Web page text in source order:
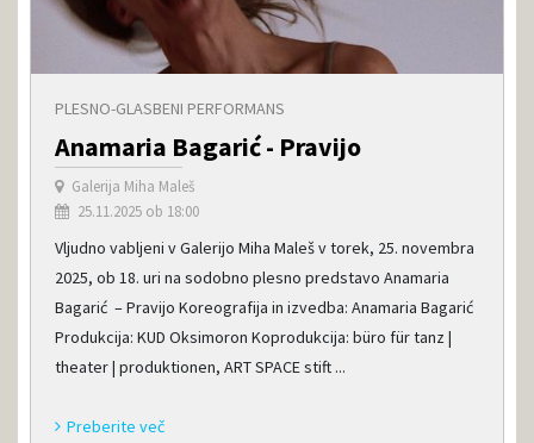
PLESNO-GLASBENI PERFORMANS
Anamaria Bagarić - Pravijo
Galerija Miha Maleš
25.11.2025 ob 18:00
Vljudno vabljeni v Galerijo Miha Maleš v torek, 25. novembra
2025, ob 18. uri na sodobno plesno predstavo Anamaria
Bagarić – Pravijo Koreografija in izvedba: Anamaria Bagarić
Produkcija: KUD Oksimoron Koprodukcija: büro für tanz |
theater | produktionen, ART SPACE stift ...
Preberite več